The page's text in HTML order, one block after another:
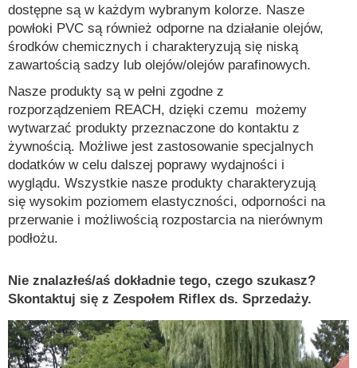
dostępne są w każdym wybranym kolorze. Nasze
powłoki PVC są również odporne na działanie olejów,
środków chemicznych i charakteryzują się niską
zawartością sadzy lub olejów/olejów parafinowych.
Nasze produkty są w pełni zgodne z
rozporządzeniem REACH, dzięki czemu możemy
wytwarzać produkty przeznaczone do kontaktu z
żywnością. Możliwe jest zastosowanie specjalnych
dodatków w celu dalszej poprawy wydajności i
wyglądu. Wszystkie nasze produkty charakteryzują
się wysokim poziomem elastyczności, odporności na
przerwanie i możliwością rozpostarcia na nierównym
podłożu.
Nie znalazłeś/aś dokładnie tego, czego szukasz?
Skontaktuj się z Zespołem Riflex ds. Sprzedaży.